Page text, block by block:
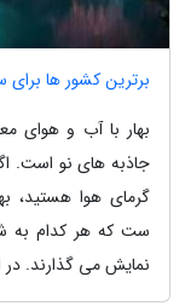
برترین کشور ها برای
بهار با آب و هوای
جاذبه های نو است.
گرمای هوا هستید،
ست که هر کدام به
نمایش می گذارند.